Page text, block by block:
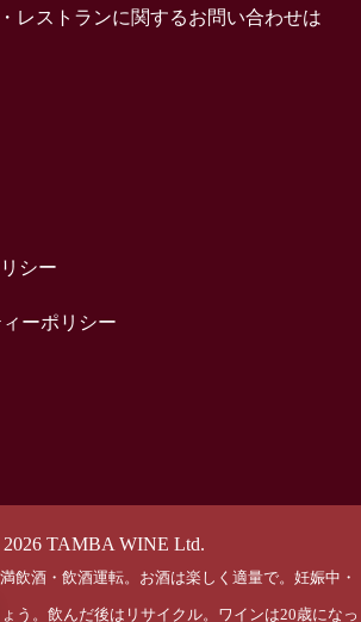
レストランに関するお問い合わせは
シー
ーポリシー
TAMBA WINE Ltd.
飲酒・飲酒運転。お酒は楽しく適量で。妊娠中・
う。飲んだ後はリサイクル。ワインは20歳になっ